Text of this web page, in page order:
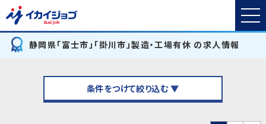
静岡県「富士市」「掛川市」製造・工場有休 の求人情報
条件をつけて絞り込む ▼